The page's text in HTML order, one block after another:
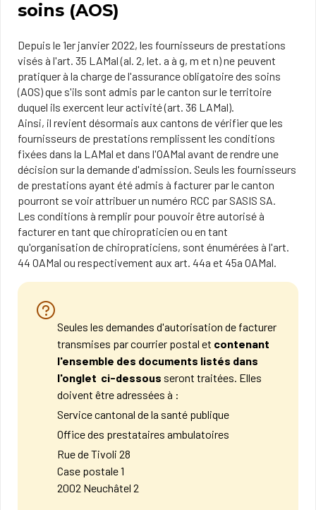
soins (AOS)
Depuis le 1er janvier 2022, les fournisseurs de prestations
visés à l'art. 35 LAMal (al. 2, let. a à g, m et n) ne peuvent
pratiquer à la charge de l'assur​ance obligatoire des soins
(AOS) que s'ils sont admis par le canton sur le territoire
duquel ils exercent leur activité (art. 36 LAMal).
Ainsi, il revient désormais aux cantons de vérifier que les
fournisseurs de prestations remplissent les conditions
fixées dans la LAMal et dans l'OAMal avant de rendre une
décision sur la demande d'admission. Seuls les fournisseurs
de prestations ayant été admis à facturer par le canton
pourront se voir attribuer un numéro RCC par SASIS SA.
​Les conditions à remplir pour pouvoir être autorisé à
facturer en tant que chiropraticien ou en tant
qu'organisation de chiropraticiens, sont énumérées à l'art.
44 OAMal ou respectivement aux art. 44a et 45a OAMal.
Seules les demandes d'autorisation de facturer
transmises par courrier postal et contenant
l'ensemble des documents listés dans
l'onglet ci-dessous seront traitées. Elles
doivent être adressées à :
Service cantonal de la santé publique​
Office des prestataires ambulatoires​
Rue de Tivoli 28
Case postale 1​
2002 Neuchâtel 2